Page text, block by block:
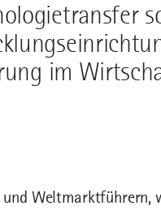
im
Weltmarktführern,